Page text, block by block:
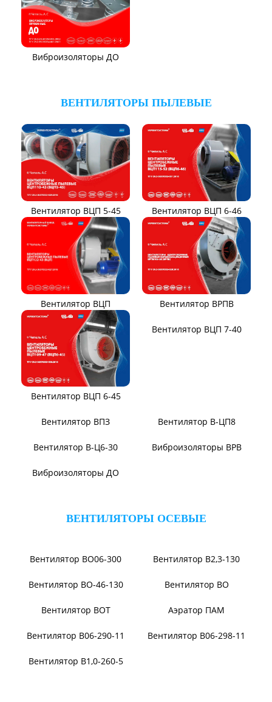
Вентилятор ВР104-79-9-3
Вентилятор ВЦКП-2219 Вентилятор УЦВ
Вентиляторы для АЭС Виброизоляторы ВРВ
Виброизоляторы ДО
ВЕНТИЛЯТОРЫ ПЫЛЕВЫЕ
Вентилятор ВЦП 5-45
Вентилятор ВЦП 6-45